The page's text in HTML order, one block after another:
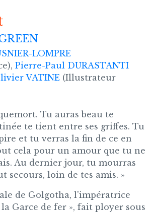
LOMPRE
Pierre-Paul DURASTANTI
VATINE (Illustrateur
Tu auras beau te
te tient entre ses griffes. Tu
et tu verras la fin de ce en
cela pour un amour que tu ne
Au dernier jour, tu mourras
secours, loin de tes amis. »
de Golgotha, l'impératrice
Garce de fer », fait ployer sous